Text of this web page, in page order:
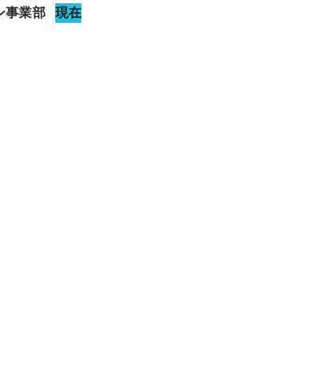
事業部 現在